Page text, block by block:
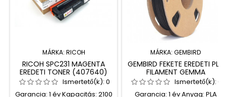
MÁRKA: RICOH
RICOH SPC231 MAGENTA
EREDETI TONER (407640)
Ismertető(k): 0
Garancia: 1 év Kapacitás: 2100
MÁRKA: GEMBIRD
GEMBIRD FEKETE EREDETI PLA
FILAMENT GEMMA
TEKERCCSEL (1,75MM, 200G,
3DP-PLA1.75GE-01-BK)
Ismertető(k): 0
Garancia: 1 év Anyag: PLA